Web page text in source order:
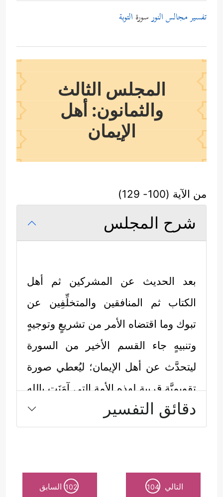
تفسير مجالس النورسورة التوبة
المجلس الثالث
والثمانون: أهل
الإيمان
من الآية (100- 129)
شرح المجلس
بعد الحديث عن المشركين ثم أهل
الكتاب ثم المنافقين والمتخلِّفِين عن
تبوك وما اقتضاه الأمر من تشريعٍ وتوجيهٍ
وتنبيهٍ جاء القسم الأخير من السورة
ليتحدَّث عن أهل الإيمان؛ ليُعطي صورة
تقويميَّة قريبة لهذه الأمة التي آمَنَت بالله
ورسوله، وتحمَّلَت أعباء هذه الدعوة
بأمانة وصدق:
الأمة عن غيرها
﴿ٱلتَّـٰۤىِٕبُونَ ٱلۡعَـٰبِدُونَ ٱلۡحَـٰمِدُونَ
دقائق التفسير
التالي 104
102 السابق